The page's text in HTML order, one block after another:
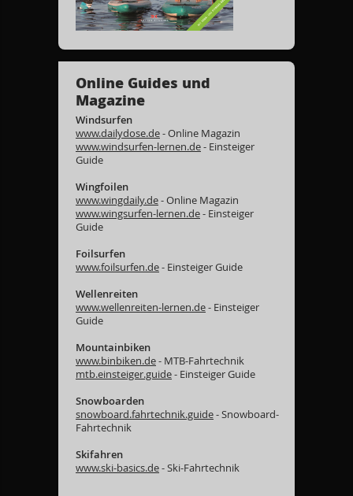
Online Guides und
Magazine
Windsurfen
www.dailydose.de- Online Magazin
www.windsurfen-lernen.de- Einsteiger
Guide
Wingfoilen
www.wingdaily.de- Online Magazin
www.wingsurfen-lernen.de- Einsteiger
Guide
Foilsurfen
www.foilsurfen.de- Einsteiger Guide
Wellenreiten
www.wellenreiten-lernen.de- Einsteiger
Guide
Mountainbiken
www.binbiken.de- MTB-Fahrtechnik
mtb.einsteiger.guide- Einsteiger Guide
Snowboarden
snowboard.fahrtechnik.guide- Snowboard-
Fahrtechnik
Skifahren
www.ski-basics.de- Ski-Fahrtechnik